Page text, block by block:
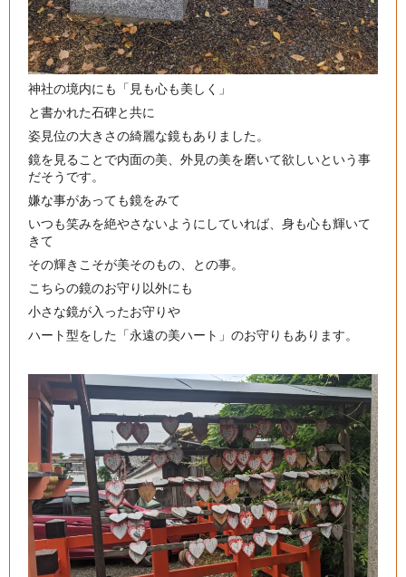
神社の境内にも「見も心も美しく」
と書かれた石碑と共に
姿見位の大きさの綺麗な鏡もありました。
鏡を見ることで内面の美、外見の美を磨いて欲しいという事
だそうです。
嫌な事があっても鏡をみて
いつも笑みを絶やさないようにしていれば、身も心も輝いて
きて
その輝きこそが美そのもの、との事。
こちらの鏡のお守り以外にも
小さな鏡が入ったお守りや
ハート型をした「永遠の美ハート」のお守りもあります。